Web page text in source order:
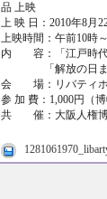
品 上映
上 映 日：2010年8月
上映時間：午前10時
内 容：「江戸時代
「解放の日まで
会 場：リバティホ
参 加 費：1,000円（
共 催：大阪人権博